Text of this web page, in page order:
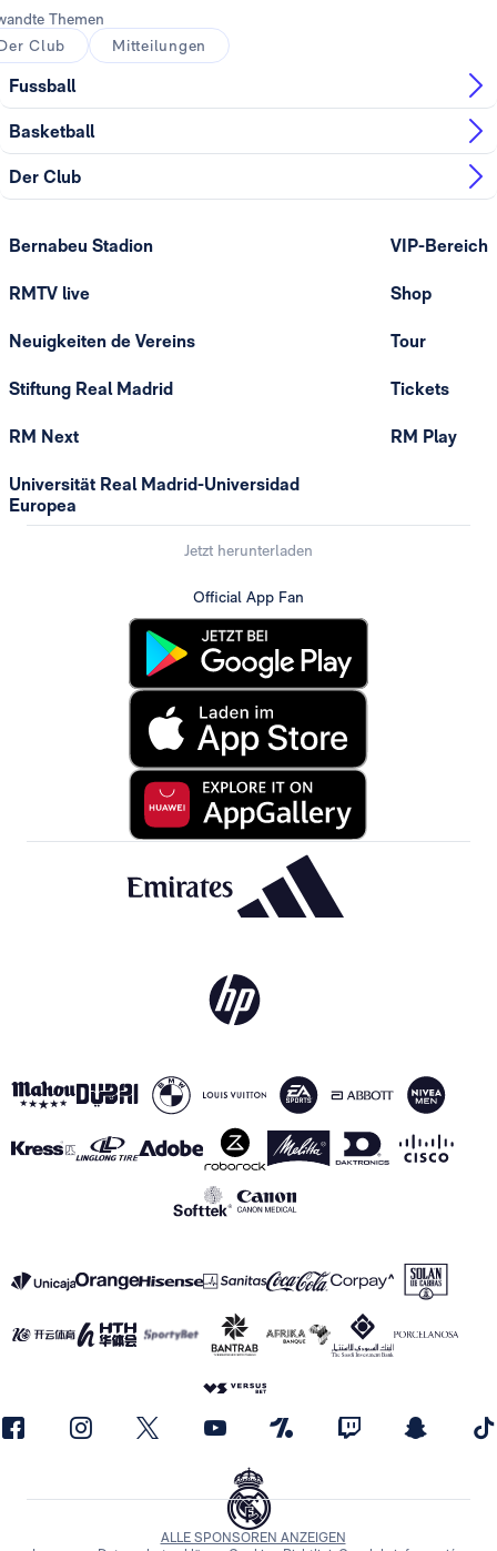
Themen
Club
Mitteilungen
Fussball
Basketball
Der Club
Bernabeu Stadion
RMTV live
Neuigkeiten de Vereins
Stiftung Real Madrid
RM Next
Universität Real Madrid-Universidad
Europea
VIP-Bereich
Shop
Tour
Tickets
RM Play
Jetzt herunterladen
Official App Fan
ALLE SPONSOREN ANZEIGEN